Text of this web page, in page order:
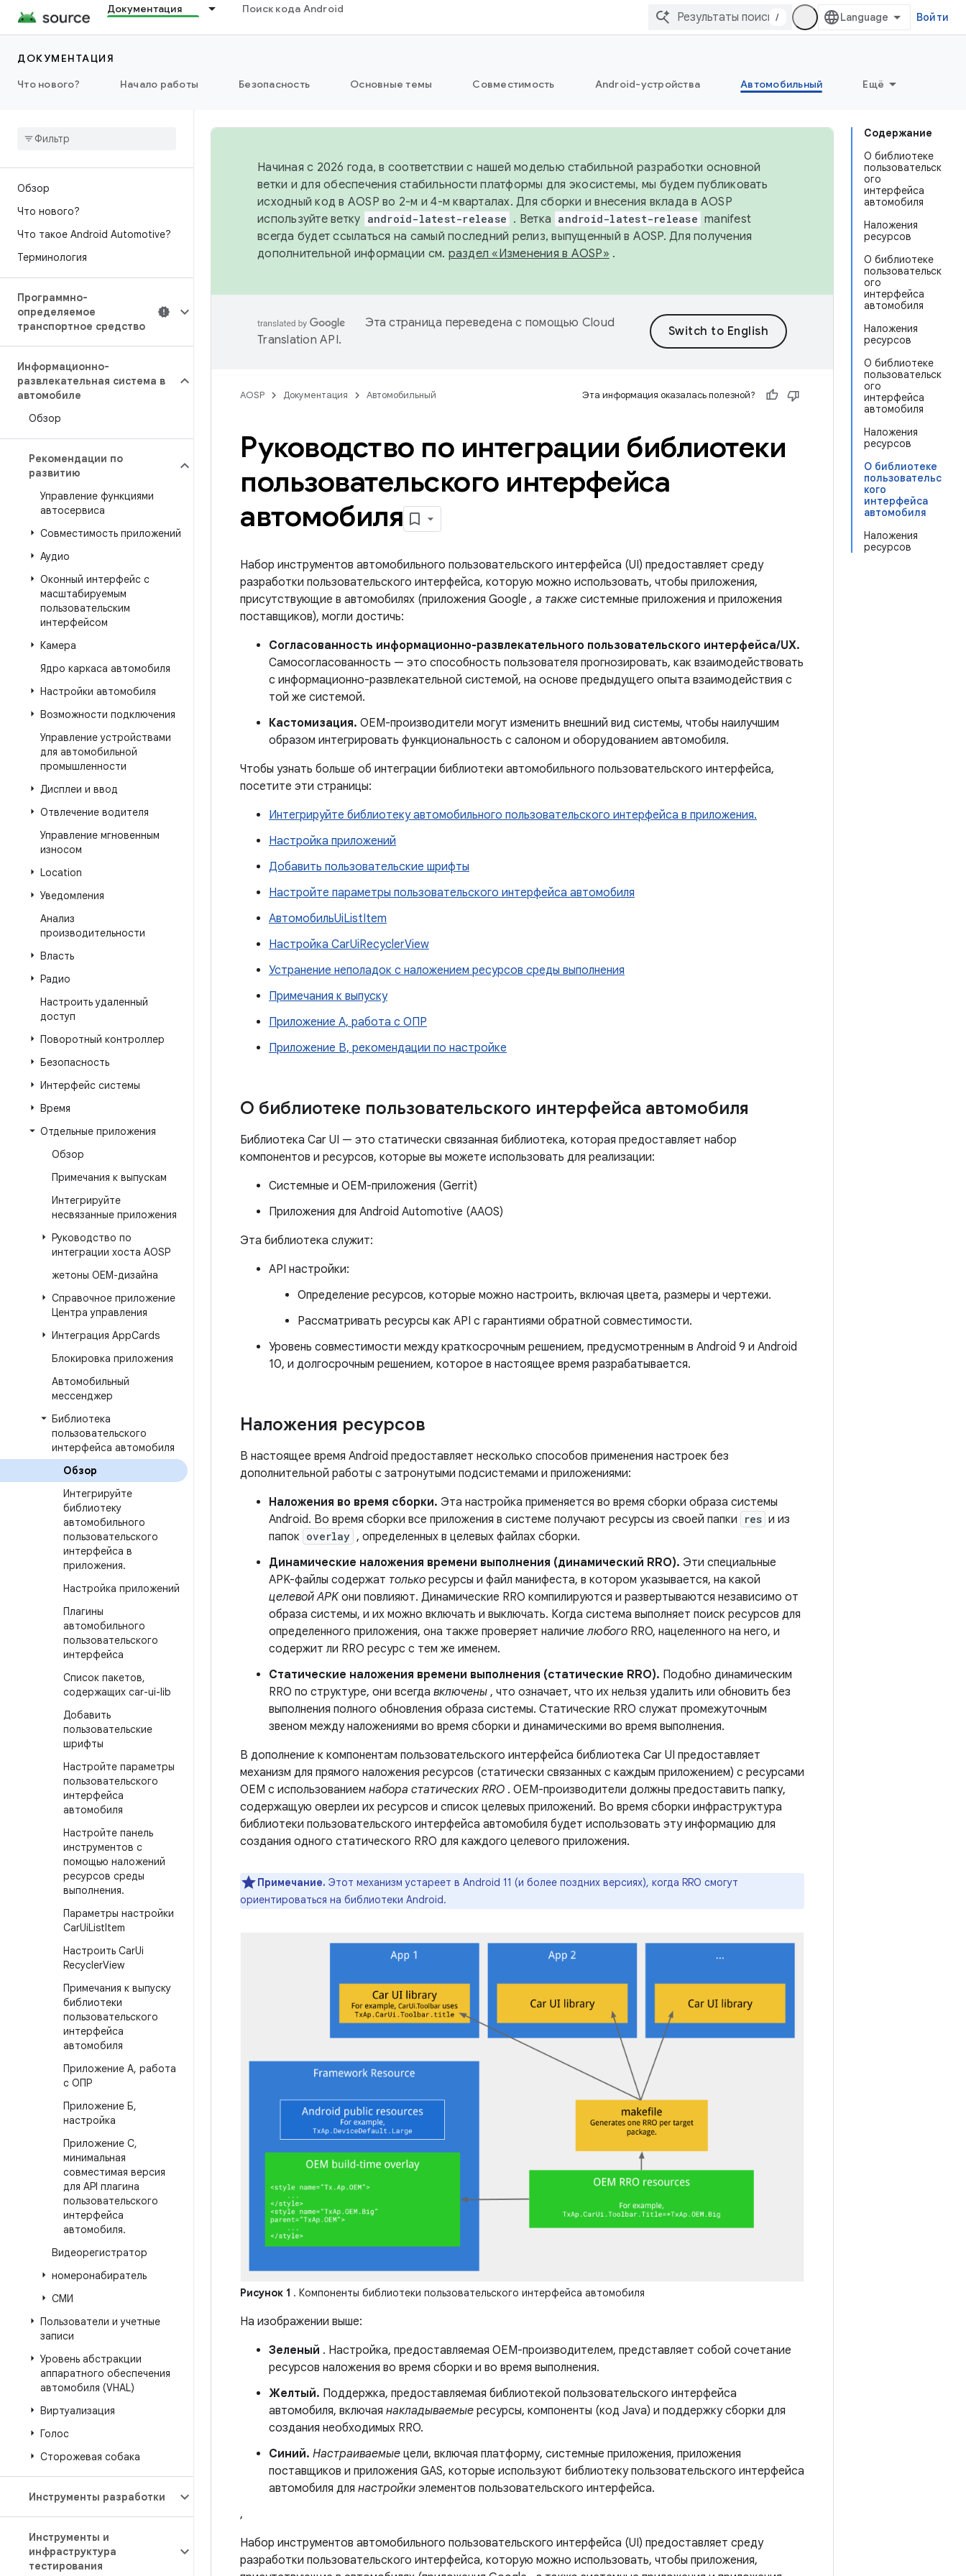
Документация Поиск кода Android
/ Войти
ДОКУМЕНТАЦИЯ
Что нового?
Начало работы Безопасность Основные темы Совместимость Android-устройства Автомобильный Ещё
Обзор
Что нового?
Что такое Android Automotive?
Терминология
Программно-
определяемое
транспортное средство
Информационно-
развлекательная система в
автомобиле
Обзор
Рекомендации по
развитию
Управление функциями
автосервиса
Совместимость приложений
Аудио
Оконный интерфейс с
масштабируемым
пользовательским
интерфейсом
Камера
Ядро каркаса автомобиля
Настройки автомобиля
Возможности подключения
Управление устройствами
для автомобильной
промышленности
Дисплеи и ввод
Отвлечение водителя
Управление мгновенным
износом
Location
Уведомления
Анализ
производительности
Власть
Радио
Настроить удаленный
доступ
Поворотный контроллер
Безопасность
Интерфейс системы
Время
Отдельные приложения
Обзор
Примечания к выпускам
Интегрируйте
несвязанные приложения
Руководство по
интеграции хоста AOSP
жетоны OEM-дизайна
Справочное приложение
Центра управления
Интеграция AppCards
Блокировка приложения
Автомобильный
мессенджер
Библиотека
пользовательского
интерфейса автомобиля
Обзор
Интегрируйте
библиотеку
автомобильного
пользовательского
интерфейса в
приложения.
Настройка приложений
Плагины
автомобильного
пользовательского
интерфейса
Список пакетов,
содержащих car-ui-lib
Добавить
пользовательские
шрифты
Настройте параметры
пользовательского
интерфейса
автомобиля
Настройте панель
инструментов с
помощью наложений
ресурсов среды
выполнения.
Параметры настройки
CarUiListItem
Настроить CarUi
RecyclerView
Примечания к выпуску
библиотеки
пользовательского
интерфейса
автомобиля
Приложение А, работа
с ОПР
Приложение Б,
настройка
Приложение C,
минимальная
совместимая версия
для API плагина
пользовательского
интерфейса
автомобиля.
Видеорегистратор
номеронабиратель
СМИ
Пользователи и учетные
записи
Уровень абстракции
аппаратного обеспечения
автомобиля (VHAL)
Виртуализация
Голос
Сторожевая собака
Инструменты разработки
Инструменты и
инфраструктура
тестирования
Содержание
О библиотеке
пользовательск
ого
интерфейса
автомобиля
Наложения
ресурсов
О библиотеке
пользовательск
ого
интерфейса
автомобиля
Наложения
ресурсов
О библиотеке
пользовательск
ого
интерфейса
автомобиля
Наложения
ресурсов
О библиотеке
пользовательс
кого
интерфейса
автомобиля
Наложения
ресурсов
Начиная с 2026 года, в соответствии с нашей моделью стабильной разработки основной
ветки и для обеспечения стабильности платформы для экосистемы, мы будем публиковать
исходный код в AOSP во 2-м и 4-м кварталах. Для сборки и внесения вклада в AOSP
используйте ветку android-latest-release . Ветка android-latest-release manifest
всегда будет ссылаться на самый последний релиз, выпущенный в AOSP. Для получения
дополнительной информации см. раздел «Изменения в AOSP» .
Эта страница переведена с помощью Cloud
Translation API.
AOSP Документация Автомобильный Эта информация оказалась полезной?
Руководство по интеграции библиотеки
пользовательского интерфейса
автомобиля
Набор инструментов автомобильного пользовательского интерфейса (UI) предоставляет среду
разработки пользовательского интерфейса, которую можно использовать, чтобы приложения,
присутствующие в автомобилях (приложения Google, а также системные приложения и приложения
поставщиков), могли достичь:
Согласованность информационно-развлекательного пользовательского интерфейса/UX.
Самосогласованность — это способность пользователя прогнозировать, как взаимодействовать
с информационно-развлекательной системой, на основе предыдущего опыта взаимодействия с
той же системой.
Кастомизация. OEM-производители могут изменить внешний вид системы, чтобы наилучшим
образом интегрировать функциональность с салоном и оборудованием автомобиля.
Чтобы узнать больше об интеграции библиотеки автомобильного пользовательского интерфейса,
посетите эти страницы:
Интегрируйте библиотеку автомобильного пользовательского интерфейса в приложения.
Настройка приложений
Добавить пользовательские шрифты
Настройте параметры пользовательского интерфейса автомобиля
АвтомобильUiListItem
Настройка CarUiRecyclerView
Устранение неполадок с наложением ресурсов среды выполнения
Примечания к выпуску
Приложение А, работа с ОПР
Приложение B, рекомендации по настройке
О библиотеке пользовательского интерфейса автомобиля
Библиотека Car UI — это статически связанная библиотека, которая предоставляет набор
компонентов и ресурсов, которые вы можете использовать для реализации:
Системные и OEM-приложения (Gerrit)
Приложения для Android Automotive (AAOS)
Эта библиотека служит:
API настройки:
Определение ресурсов, которые можно настроить, включая цвета, размеры и чертежи.
Рассматривать ресурсы как API с гарантиями обратной совместимости.
Уровень совместимости между краткосрочным решением, предусмотренным в Android 9 и Android
10, и долгосрочным решением, которое в настоящее время разрабатывается.
Наложения ресурсов
В настоящее время Android предоставляет несколько способов применения настроек без
дополнительной работы с затронутыми подсистемами и приложениями:
Наложения во время сборки. Эта настройка применяется во время сборки образа системы
Android. Во время сборки все приложения в системе получают ресурсы из своей папки
res и из
папок overlay , определенных в целевых файлах сборки.
Динамические наложения времени выполнения (динамический RRO). Эти специальные
APK-файлы содержат только ресурсы и файл манифеста, в котором указывается, на какой
целевой APKони повлияют. Динамические RRO компилируются и развертываются независимо от
образа системы, и их можно включать и выключать. Когда система выполняет поиск ресурсов для
определенного приложения, она также проверяет наличиелюбого RRO, нацеленного на него, и
содержит ли RRO ресурс с тем же именем.
Статические наложения времени выполнения (статические RRO). Подобно динамическим
RRO по структуре, они всегда включены , что означает, что их нельзя удалить или обновить без
выполнения полного обновления образа системы. Статические RRO служат промежуточным
звеном между наложениями во время сборки и динамическими во время выполнения.
В дополнение к компонентам пользовательского интерфейса библиотека Car UI предоставляет
механизм для прямого наложения ресурсов (статически связанных с каждым приложением) с ресурсами
OEM с использованием набора статических RRO . OEM-производители должны предоставить папку,
содержащую оверлеи их ресурсов и список целевых приложений. Во время сборки инфраструктура
библиотеки пользовательского интерфейса автомобиля будет использовать эту информацию для
создания одного статического RRO для каждого целевого приложения.
Примечание. Этот механизм устареет в Android 11 (и более поздних версиях), когда RRO смогут
ориентироваться на библиотеки Android.
Рисунок 1 . Компоненты библиотеки пользовательского интерфейса автомобиля
На изображении выше:
Зеленый . Настройка, предоставляемая OEM-производителем, представляет собой сочетание
ресурсов наложения во время сборки и во время выполнения.
Желтый. Поддержка, предоставляемая библиотекой пользовательского интерфейса
автомобиля, включая накладываемые ресурсы, компоненты (код Java) и поддержку сборки для
создания необходимых RRO.
Синий. Настраиваемые цели, включая платформу, системные приложения, приложения
поставщиков и приложения GAS, которые используют библиотеку пользовательского интерфейса
автомобиля для настройки элементов пользовательского интерфейса.
,
Набор инструментов автомобильного пользовательского интерфейса (UI) предоставляет среду
разработки пользовательского интерфейса, которую можно использовать, чтобы приложения,